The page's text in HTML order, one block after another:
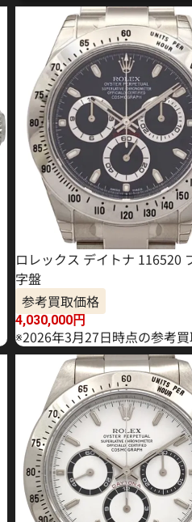
ロレックス デイトナ 116520
字盤
参考買取価格
4,030,000円
※2026年3月27日時点の参考